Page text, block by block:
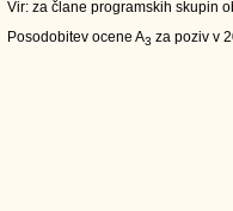
Vir: za člane programskih skupin
Posodobitev ocene A3 za poziv v